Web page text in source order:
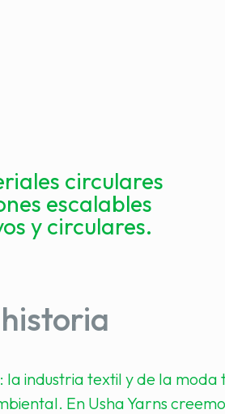
circulares
escalables
y circulares.
la industria textil y de la moda
En Usha Yarns